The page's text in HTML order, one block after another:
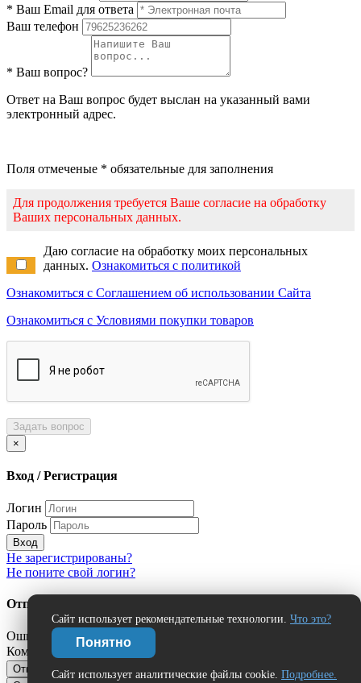
Сайт использует рекомендательные технологии. Что это?
Понятно
Сайт использует аналитические файлы cookie. Подробнее.
* Ваш Email для ответа
Ваш телефон
* Ваш вопрос?
Ответ на Ваш вопрос будет выслан на указанный вами
электронный адрес.
Поля отмеченые * обязательные для заполнения
Для продолжения требуется Ваше согласие на обработку
Ваших персональных данных.
Даю согласие на обработку моих персональных
данных. Ознакомиться с политикой
Ознакомиться с Соглашением об использовании Сайта
Ознакомиться с Условиями покупки товаров
Задать вопрос
×
Вход / Регистрация
Логин
Пароль
Вход
Не зарегистрированы?
Не поните свой логин?
Отправить сообщение об ошибке?
Ошибка:
Комментарий (дополнительно)
Отправить